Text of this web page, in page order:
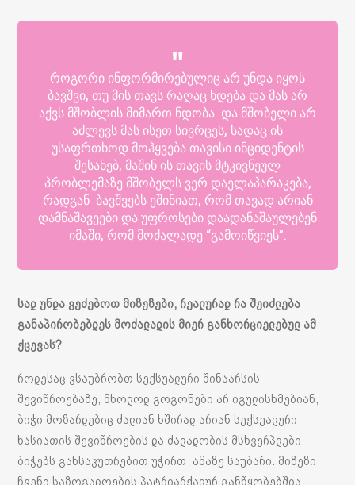
როგორი ინფორმირებულიც არ უნდა იყოს
ბავშვი, თუ მის თავს რაღაც ხდება და მას არ
აქვს მშობლის მიმართ ნდობა და მშობელი არ
აძლევს მას ისეთ სივრცეს, სადაც ის
უსაფრთხოდ მოჰყვება თავისი ინციდენტის
შესახებ, მაშინ ის თავის მტკივნეულ
პრობლემაზე მშობელს ვერ დაელაპარაკება,
რადგან ბავშვებს ეშინიათ, რომ თავად არიან
დამნაშავეები და უფროსები დაადანაშაულებენ
იმაში, რომ მოძალადე “გამოიწვიეს”.
სად უნდა ვეძებოთ მიზეზები, რეალურად რა შეიძლება
განაპირობებდეს მოძალადის მიერ განხორციელებულ ამ
ქცევას?
როდესაც ვსაუბრობთ სექსუალური შინაარსის
შევიწროებაზე, მხოლოდ გოგონები არ იგულისხმებიან,
ბიჭი მოზარდებიც ძალიან ხშირად არიან სექსუალური
ხასიათის შევიწროების და ძალადობის მსხვერპლები.
ბიჭებს განსაკუთრებით უჭირთ ამაზე საუბარი. მიზეზი
ჩვენი საზოგადოების პატრიარქალურ განწყობებშია,